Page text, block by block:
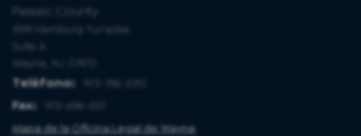
Passaic County
1599 Hamburg Turnpike
Suite A
Wayne, NJ 07470
Teléfono: 973-786-2351
Fax:
973-696-857
Mapa de la Oficina Legal de Wayne